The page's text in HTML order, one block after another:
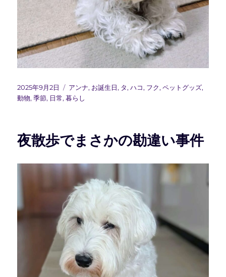
投
稿
2025年9月2日
カ
テ
アンナ, お誕生日, タ,ハコ, フク,ペットグッズ,
動物,季節, 日常,暮らし
夜散歩でまさかの勘違い事件